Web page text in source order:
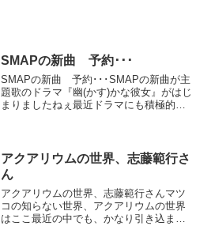
SMAPの新曲 予約･･･
SMAPの新曲 予約･･･SMAPの新曲が主
題歌のドラマ『幽(かす)かな彼女』がはじ
まりましたねぇ最近ドラマにも積極的に
主題歌の『...
アクアリウムの世界、志藤範行さ
ん
アクアリウムの世界、志藤範行さんマツ
コの知らない世界、アクアリウムの世界
はここ最近の中でも、かなり引き込まれ